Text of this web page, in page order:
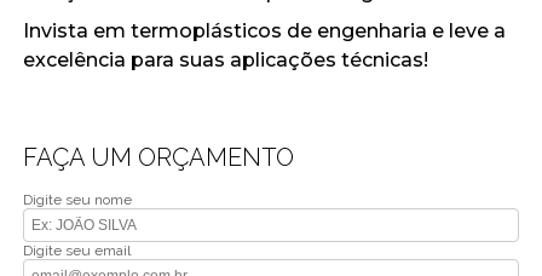
Invista em termoplásticos de engenharia e leve a
excelência para suas aplicações técnicas!
FAÇA UM ORÇAMENTO
Digite seu nome
Digite seu email